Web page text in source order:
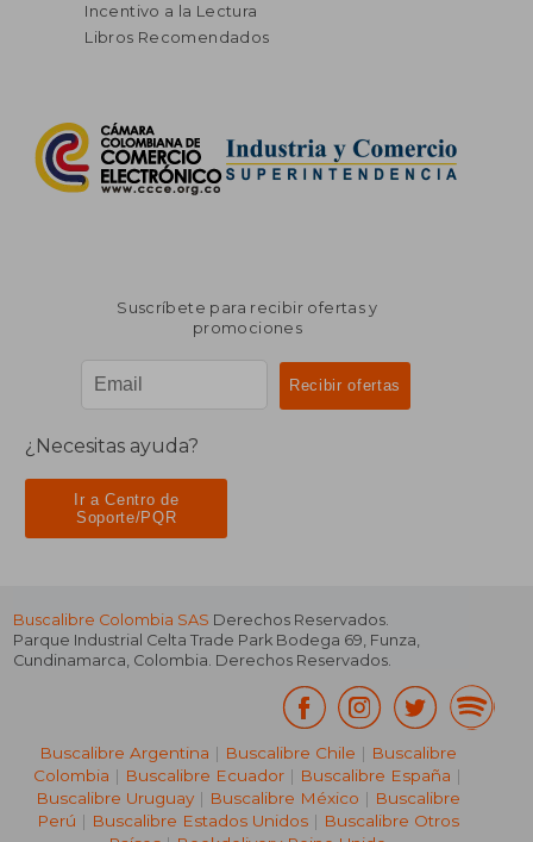
Incentivo a la Lectura
Libros Recomendados
Suscríbete para recibir ofertas y
promociones
¿Necesitas ayuda?
Ir a Centro de
Soporte/PQR
Buscalibre Colombia SAS Derechos Reservados.
Parque Industrial Celta Trade Park Bodega 69, Funza,
Cundinamarca, Colombia. Derechos Reservados.
Buscalibre Argentina | Buscalibre Chile | Buscalibre
Colombia | Buscalibre Ecuador | Buscalibre España |
Buscalibre Uruguay| Buscalibre México | Buscalibre
Perú | Buscalibre Estados Unidos| Buscalibre Otros